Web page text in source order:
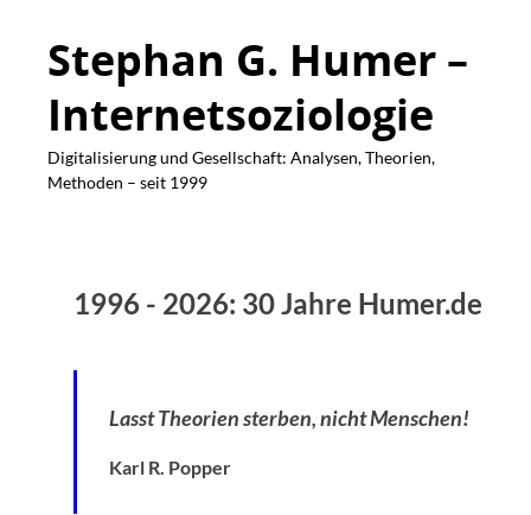
Stephan G. Humer –
Internetsoziologie
Digitalisierung und Gesellschaft: Analysen, Theorien,
Methoden – seit 1999
1996 - 2026: 30 Jahre Humer.de
Lasst Theorien sterben, nicht Menschen!
Karl R. Popper